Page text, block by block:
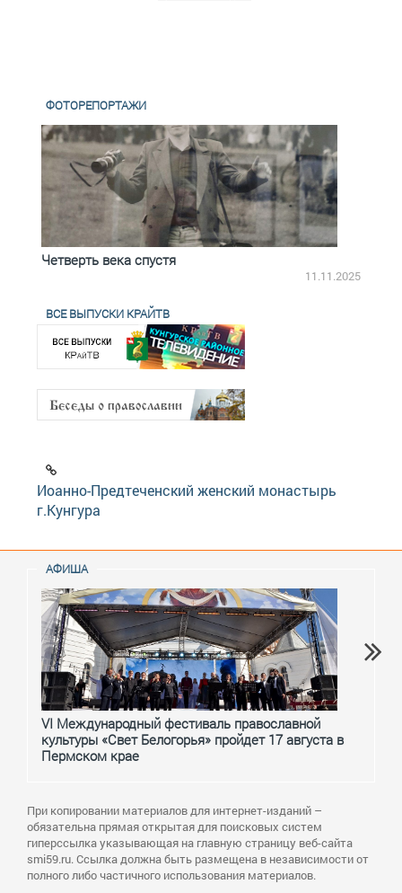
ФОТОРЕПОРТАЖИ
Четверть века спустя
11.11.2025
ВСЕ ВЫПУСКИ КРАЙТВ
Иоанно-Предтеченский женский монастырь
г.Кунгура
АФИША
VI Международный фестиваль православной
культуры «Свет Белогорья» пройдет 17 августа в
Пермском крае
При копировании материалов для интернет-изданий –
обязательна прямая открытая для поисковых систем
гиперссылка указывающая на главную страницу веб-сайта
smi59.ru. Ссылка должна быть размещена в независимости от
полного либо частичного использования материалов.